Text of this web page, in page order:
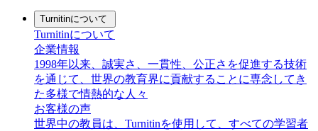
Turnitinについて
Turnitinについて
企業情報
1998年以来、誠実さ、一貫性、公正さを促進する技術
を通じて、世界の教育界に貢献することに専念してき
た多様で情熱的な人々
お客様の声
世界中の教員は、Turnitinを使用して、すべての学習者